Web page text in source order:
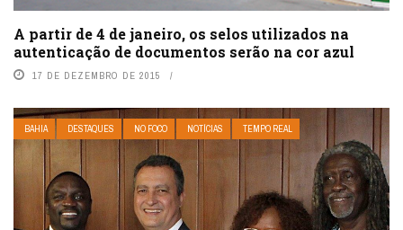
A partir de 4 de janeiro, os selos utilizados na
autenticação de documentos serão na cor azul
17 DE DEZEMBRO DE 2015
BAHIA DESTAQUES NO FOCO NOTÍCIAS TEMPO REAL